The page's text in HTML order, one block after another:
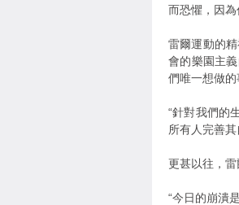
而恐懼，因為
雷爾運動的
會的樂園主
們唯一想做的
“針對我們的
所有人完善
更甚以往，雷
“今日的崩潰